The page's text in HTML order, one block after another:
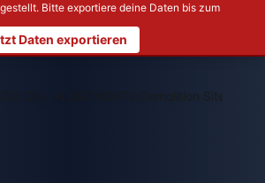
Bitte exportiere deine Daten bis zum
Daten exportieren
LEGO 60076 Demolition Site